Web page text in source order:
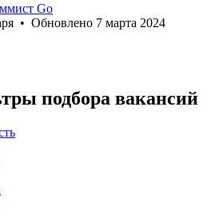
Go
• Обновлено 7 марта 2024
подбора вакансий